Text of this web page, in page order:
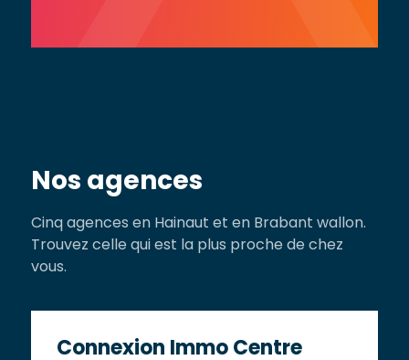
Nos agences
Cinq agences en Hainaut et en Brabant wallon.
Trouvez celle qui est la plus proche de chez
vous.
Connexion Immo Centre